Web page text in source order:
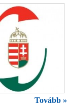
Tovább »